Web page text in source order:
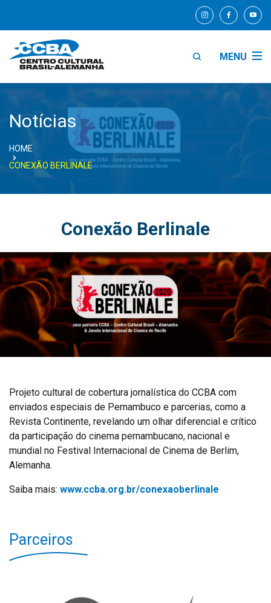
MENU
Notícias
HOME
CONEXÃO BERLINALE
Conexão Berlinale
Projeto cultural de cobertura jornalística do CCBA com
enviados especiais de Pernambuco e parcerias, como a
Revista Continente, revelando um olhar diferencial e crítico
da participação do cinema pernambucano, nacional e
mundial no Festival Internacional de Cinema de Berlim,
Alemanha.
Saiba mais: www.ccba.org.br/conexaoberlinale
Parceiros